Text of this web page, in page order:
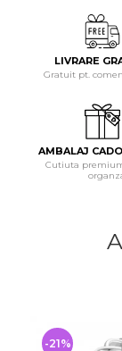
LIVRARE
Gratuit pt.
AMBALAJ
Cutiuta
-21%